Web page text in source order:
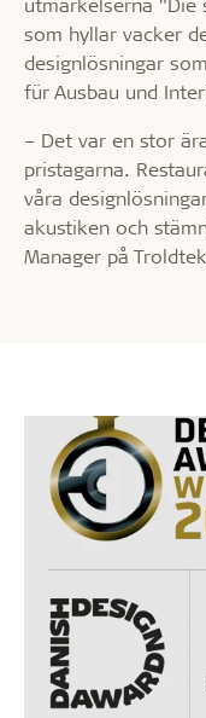
som hyllar vacker
designlösningar
für Ausbau und
– Det var en stor
pristagarna.
våra
akustiken och
Manager på